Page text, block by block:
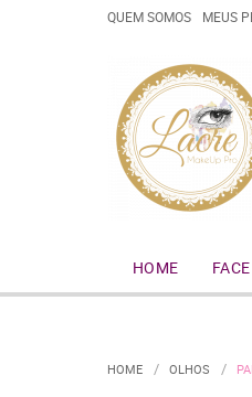
QUEM SOMOS MEUS
HOME FACE
HOME OLHOS